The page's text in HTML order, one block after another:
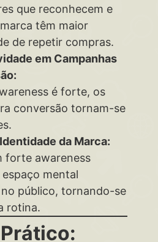
que reconhecem e
têm maior
de repetir compras.
em Campanhas
é forte, os
conversão tornam-se
da Marca:
forte awareness
mental
público, tornando-se
rotina.